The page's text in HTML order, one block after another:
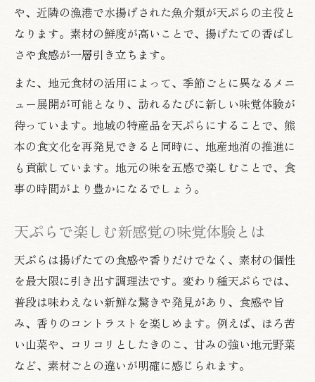
や、近隣の漁港で水揚げされた魚介類が天ぷらの主役と
なります。素材の鮮度が高いことで、揚げたての香ばし
さや食感が一層引き立ちます。
また、地元食材の活用によって、季節ごとに異なるメニ
ュー展開が可能となり、訪れるたびに新しい味覚体験が
待っています。地域の特産品を天ぷらにすることで、熊
本の食文化を再発見できると同時に、地産地消の推進に
も貢献しています。地元の味を五感で楽しむことで、食
事の時間がより豊かになるでしょう。
天ぷらで楽しむ新感覚の味覚体験とは
天ぷらは揚げたての食感や香りだけでなく、素材の個性
を最大限に引き出す調理法です。変わり種天ぷらでは、
普段は味わえない新鮮な驚きや発見があり、食感や旨
み、香りのコントラストを楽しめます。例えば、ほろ苦
い山菜や、コリコリとしたきのこ、甘みの強い地元野菜
など、素材ごとの違いが明確に感じられます。